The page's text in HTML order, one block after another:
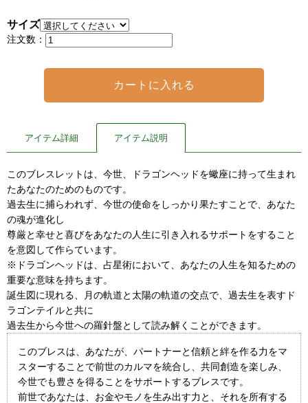
サイズ
注文数：
アイテム詳細 アイテム説明
このブレスレットは、今世、ドラゴンヘッドを蠍座に持って生まれ
たあなたのためのものです。
過去生に捕らわれず、今世の使命をしっかり果たすことで、あなた
の魂が進化し
尊厳と幸せと喜びをあなたの人生に引き入れるサポートをすること
を意図して作らています。
※ドラゴンヘッドは、占星術において、あなたの人生を知るための
重要な意味を持ちます。
誕生図に現れる、月の軌道と太陽の軌道の交点で、過去生を表すド
ラゴンテイルと共に
過去生から今世への羅針盤として読み解くことができます。
このブレスは、あなたが、パートナーと信頼と絆を作る力をマ
スターすることで前世のカルマを統合し、共同創造を楽しみ、
今世でも豊さを得ることをサポートするブレスです。
前世であなたは、お金やモノを生み出す力と、それを所有する